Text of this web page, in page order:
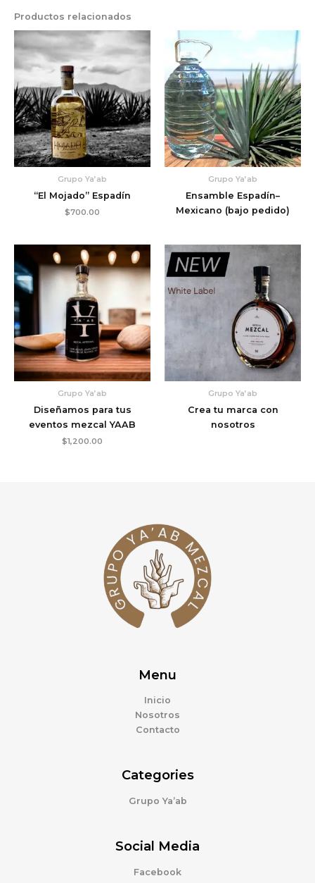
Productos relacionados
Grupo Ya’ab
“El Mojado” Espadín
$700.00
Grupo Ya’ab
Ensamble Espadín–
Mexicano (bajo pedido)
Grupo Ya’ab
Diseñamos para tus
eventos mezcal YAAB
$1,200.00
Grupo Ya’ab
Crea tu marca con
nosotros
Menu
Inicio
Nosotros
Contacto
Categories
Grupo Ya’ab
Social Media
Facebook